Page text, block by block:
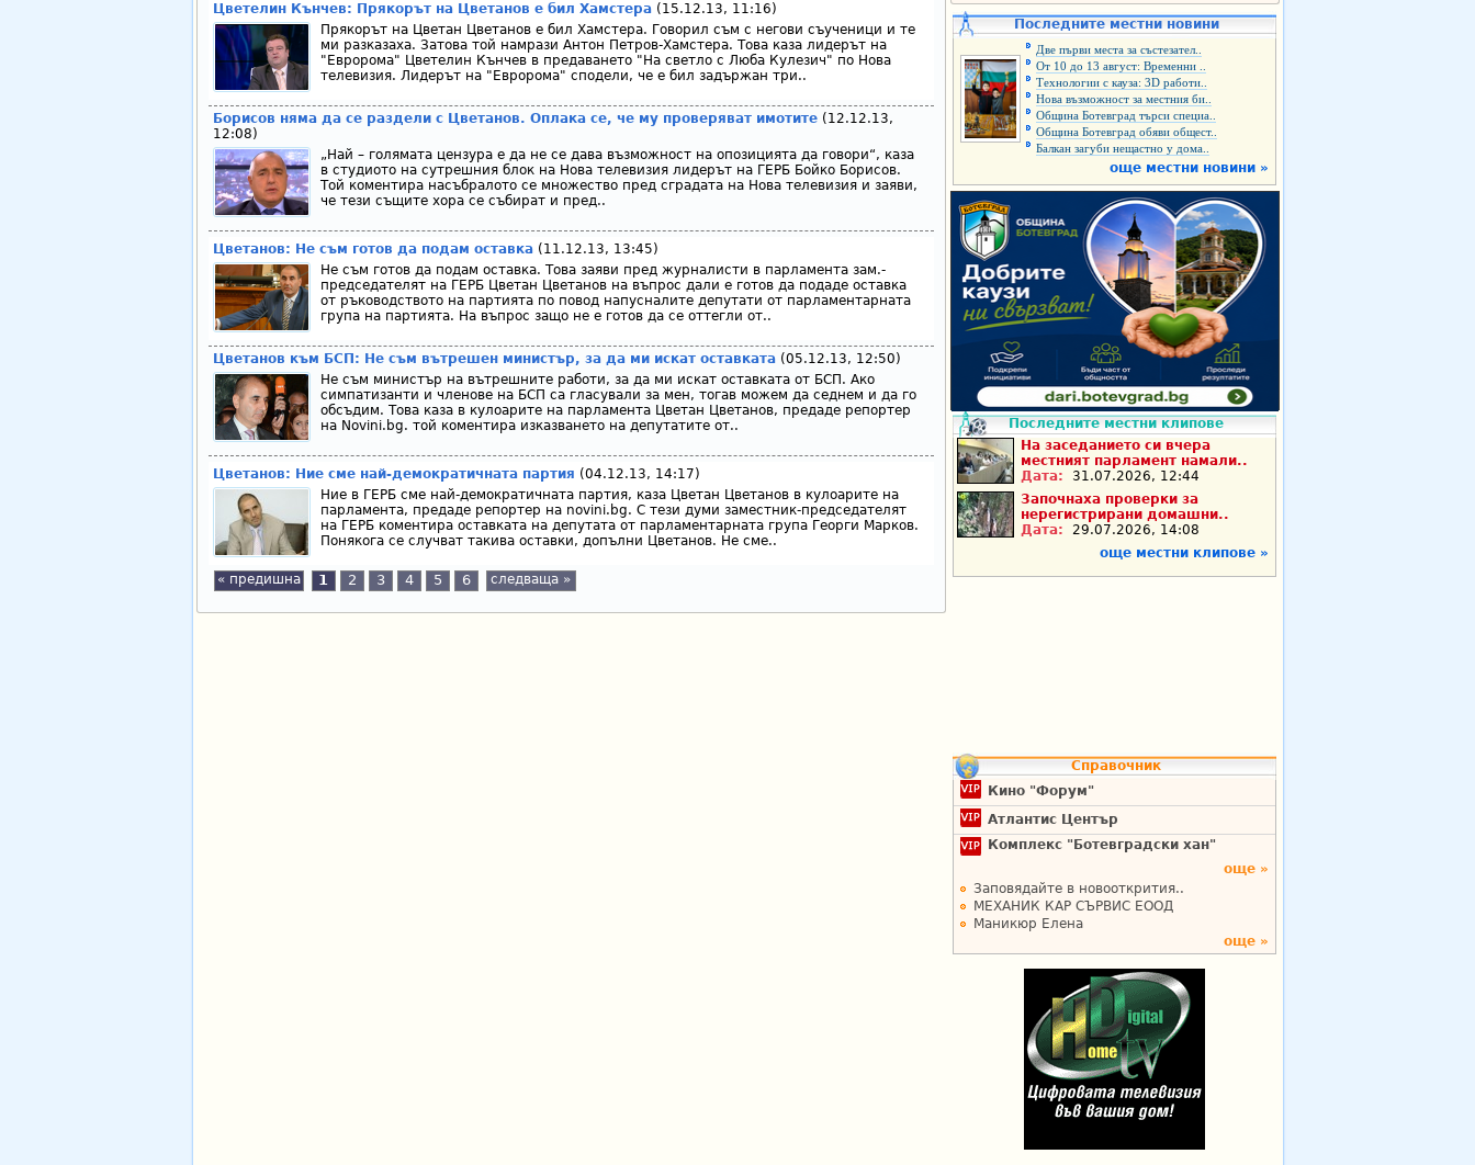
Цветелин Кънчев: Прякорът на Цветанов е бил Хамстера (15.12.13, 11:16)
Прякорът на Цветан Цветанов е бил Хамстера. Говорил съм с негови съученици и те
ми разказаха. Затова той намрази Антон Петров-Хамстера. Това каза лидерът на
"Евророма" Цветелин Кънчев в предаването "На светло с Люба Кулезич" по Нова
телевизия. Лидерът на "Евророма" сподели, че е бил задържан три..
Борисов няма да се раздели с Цветанов. Оплака се, че му проверяват имотите (12.12.13,
12:08)
„Най – голямата цензура е да не се дава възможност на опозицията да говори“, каза
в студиото на сутрешния блок на Нова телевизия лидерът на ГЕРБ Бойко Борисов.
Той коментира насъбралото се множество пред сградата на Нова телевизия и заяви,
че тези същите хора се събират и пред..
Цветанов: Не съм готов да подам оставка (11.12.13, 13:45)
Не съм готов да подам оставка. Това заяви пред журналисти в парламента зам.-
председателят на ГЕРБ Цветан Цветанов на въпрос дали е готов да подаде оставка
от ръководството на партията по повод напусналите депутати от парламентарната
група на партията. На въпрос защо не е готов да се оттегли от..
Цветанов към БСП: Не съм вътрешен министър, за да ми искат оставката (05.12.13, 12:50)
Не съм министър на вътрешните работи, за да ми искат оставката от БСП. Ако
симпатизанти и членове на БСП са гласували за мен, тогав можем да седнем и да го
обсъдим. Това каза в кулоарите на парламента Цветан Цветанов, предаде репортер
на Novini.bg. той коментира изказването на депутатите от..
Цветанов: Ние сме най-демократичната партия (04.12.13, 14:17)
Ние в ГЕРБ сме най-демократичната партия, каза Цветан Цветанов в кулоарите на
парламента, предаде репортер на novini.bg. С тези думи заместник-председателят
на ГЕРБ коментира оставката на депутата от парламентарната група Георги Марков.
Понякога се случват такива оставки, допълни Цветанов. Не сме..
« предишна 1 2 3 4 5 6 следваща »
Последните местни новини
Две първи места за състезател..
От 10 до 13 август: Временни ..
Технологии с кауза: 3D работи..
Нова възможност за местния би..
Община Ботевград търси специа..
Община Ботевград обяви общест..
Балкан загуби нещастно у дома..
още местни новини »
Последните местни клипове
На заседанието си вчера
местният парламент намали..
Дата:
31.07.2026, 12:44
Започнаха проверки за
нерегистрирани домашни..
Дата:
29.07.2026, 14:08
още местни клипове »
Справочник
Кино "Форум"
Атлантис Център
Комплекс "Ботевградски хан"
още »
Заповядайте в новооткрития..
МЕХАНИК КАР СЪРВИС ЕООД
Маникюр Елена
още »